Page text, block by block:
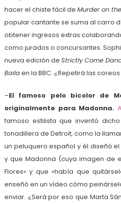
hacer el chiste fácil de Murder on
popular cantante se suma al carro
obtener ingresos extras
como jurados o concursantes.
nueva edición de Strictly Come
Bailaen la BBC. ¿Repetirá las
–El famoso pelo bicolor de
originalmente para Madonna.
famoso estilista que inventó
tonadillera de Detroit, como la
un peluquero español y él diseñó
y que Madonna (cuya imagen de
Flores» y que «había que
enseñó en un vídeo cómo
enviar. ¿Será por eso que Marta